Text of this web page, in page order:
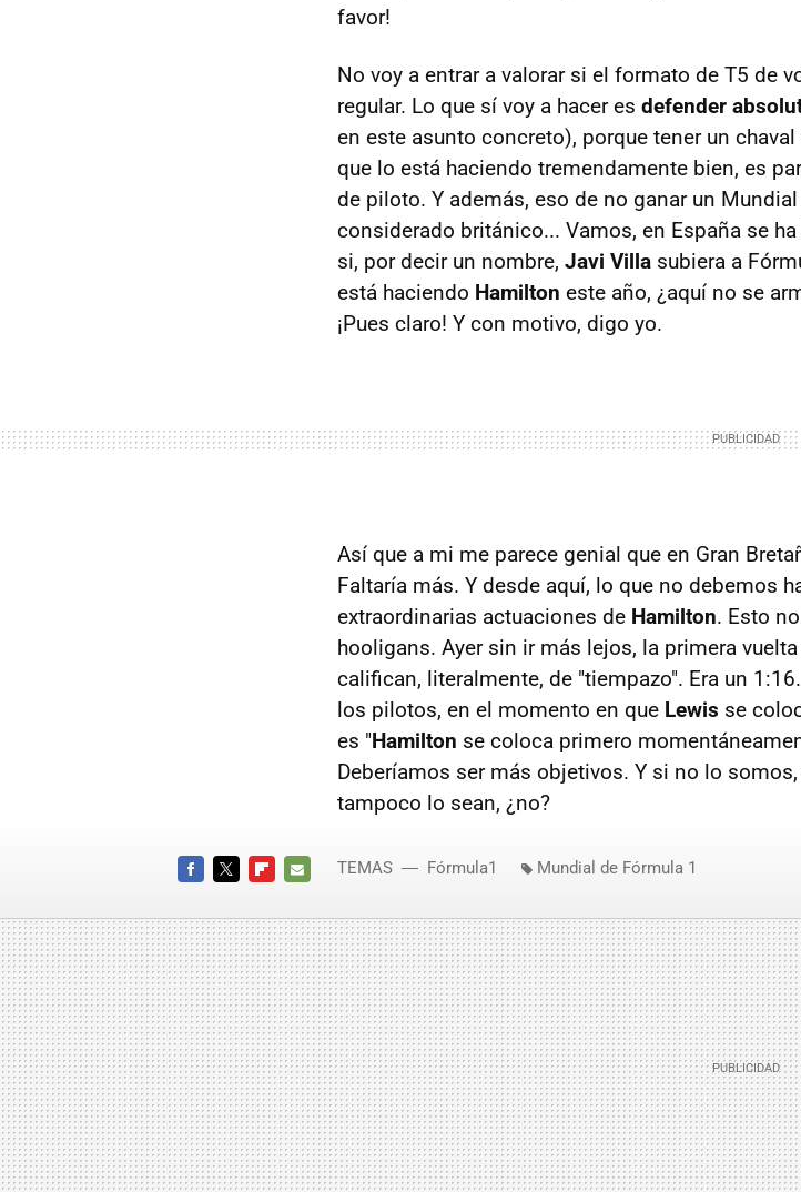
favor!
No voy a entrar a valorar si el formato de T5 de
regular. Lo que sí voy a hacer es defender
en este asunto concreto), porque tener un
que lo está haciendo tremendamente bien, es
de piloto. Y además, eso de no ganar un
considerado británico... Vamos, en España se
si, por decir un nombre, Javi Villa subiera a
está haciendo Hamilton este año, ¿aquí no se
¡Pues claro! Y con motivo, digo yo.
Así que a mi me parece genial que en Gran
Faltaría más. Y desde aquí, lo que no debemos
extraordinarias actuaciones de Hamilton. Esto
hooligans. Ayer sin ir más lejos, la primera
califican, literalmente, de "tiempazo". Era un
los pilotos, en el momento en que Lewis se
es "Hamilton se coloca primero
Deberíamos ser más objetivos. Y si no lo
tampoco lo sean, ¿no?
MAIL
TEMAS Fórmula1 Mundial de Fórmula 1